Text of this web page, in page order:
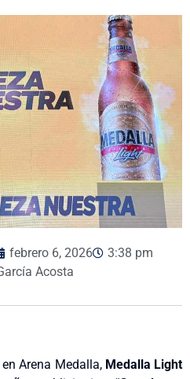
febrero 6, 2026
3:38 pm
Acosta
Arena Medalla, Medalla Light